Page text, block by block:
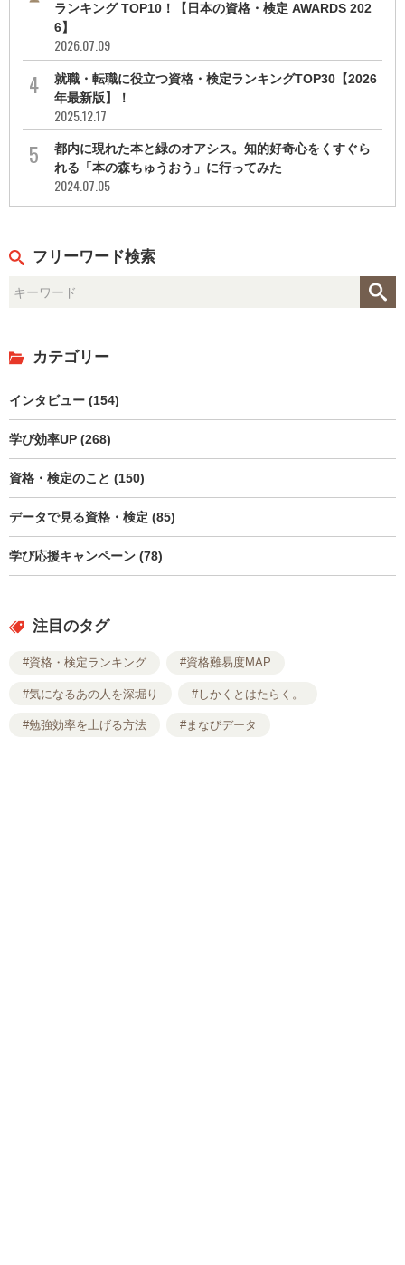
ランキング TOP10！【日本の資格・検定 AWARDS 202
6】
2026.07.09
就職・転職に役立つ資格・検定ランキングTOP30【2026
年最新版】！
2025.12.17
都内に現れた本と緑のオアシス。知的好奇心をくすぐら
れる「本の森ちゅうおう」に行ってみた
2024.07.05
フリーワード検索
カテゴリー
インタビュー (154)
学び効率UP (268)
資格・検定のこと (150)
データで見る資格・検定 (85)
学び応援キャンペーン (78)
注目のタグ
#資格・検定ランキング #資格難易度MAP
#気になるあの人を深堀り #しかくとはたらく。
#勉強効率を上げる方法 #まなびデータ